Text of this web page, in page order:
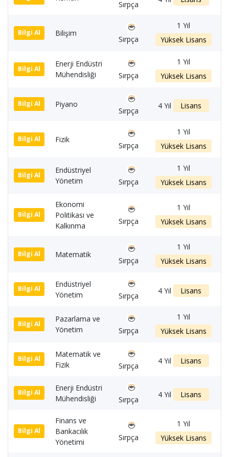
Sırpça
Bilgi Al Bilişim
Sırpça
1 Yıl
Yüksek Lisans
Bilgi Al
Enerji Endüstri
Mühendisliği
Sırpça
1 Yıl
Yüksek Lisans
Bilgi Al Piyano
Sırpça
4 Yıl Lisans
Bilgi Al Fizik
Sırpça
1 Yıl
Yüksek Lisans
Bilgi Al
Endüstriyel
Yönetim
Sırpça
1 Yıl
Yüksek Lisans
Bilgi Al
Ekonomi
Politikası ve
Kalkınma
Sırpça
1 Yıl
Yüksek Lisans
Bilgi Al Matematik
Sırpça
1 Yıl
Yüksek Lisans
Bilgi Al
Endüstriyel
Yönetim
Sırpça
4 Yıl Lisans
Bilgi Al
Pazarlama ve
Yönetim
Sırpça
1 Yıl
Yüksek Lisans
Bilgi Al
Matematik ve
Fizik
Sırpça
4 Yıl Lisans
Bilgi Al
Enerji Endüstri
Mühendisliği
Sırpça
4 Yıl Lisans
Bilgi Al
Finans ve
Bankacılık
Yönetimi
Sırpça
1 Yıl
Yüksek Lisans